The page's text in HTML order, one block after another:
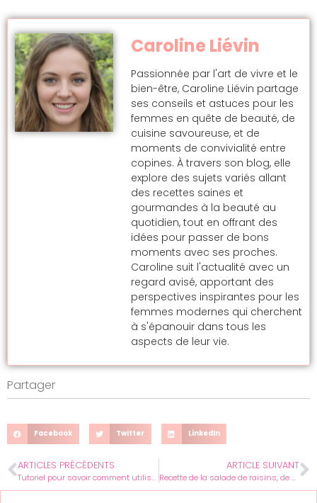
Caroline Liévin
Passionnée par l'art de vivre et le
bien-être, Caroline Liévin partage
ses conseils et astuces pour les
femmes en quête de beauté, de
cuisine savoureuse, et de
moments de convivialité entre
copines. À travers son blog, elle
explore des sujets variés allant
des recettes saines et
gourmandes à la beauté au
quotidien, tout en offrant des
idées pour passer de bons
moments avec ses proches.
Caroline suit l'actualité avec un
regard avisé, apportant des
perspectives inspirantes pour les
femmes modernes qui cherchent
à s'épanouir dans tous les
aspects de leur vie.
Partager
Facebook Twitter LinkedIn
ARTICLES PRÉCÉDENTS
Tutoriel pour savoir comment utiliser Mailiz
ARTICLE SUIVANT
Recette de la salade de raisins, de violettes et de pissenlits